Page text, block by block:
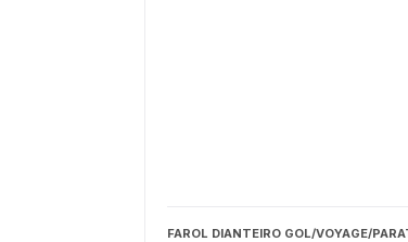
FAROL DIANTEIRO GOL/VOYAGE/